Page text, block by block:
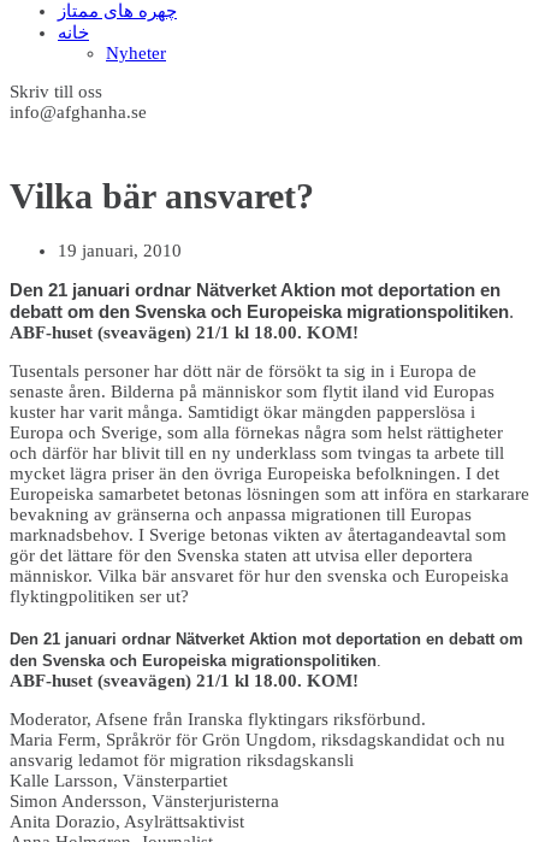
چهره های ممتاز
خانه
Nyheter
Skriv till oss
info@afghanha.se
Vilka bär ansvaret?
19 januari, 2010
Den 21 januari ordnar Nätverket Aktion mot deportation en
debatt om den Svenska och Europeiska migrationspolitiken.
ABF-huset (sveavägen) 21/1 kl 18.00. KOM!
Tusentals personer har dött när de försökt ta sig in i Europa de
senaste åren. Bilderna på människor som flytit iland vid Europas
kuster har varit många. Samtidigt ökar mängden papperslösa i
Europa och Sverige, som alla förnekas några som helst rättigheter
och därför har blivit till en ny underklass som tvingas ta arbete till
mycket lägra priser än den övriga Europeiska befolkningen. I det
Europeiska samarbetet betonas lösningen som att införa en starkarare
bevakning av gränserna och anpassa migrationen till Europas
marknadsbehov. I Sverige betonas vikten av återtagandeavtal som
gör det lättare för den Svenska staten att utvisa eller deportera
människor. Vilka bär ansvaret för hur den svenska och Europeiska
flyktingpolitiken ser ut?
Den 21 januari ordnar Nätverket Aktion mot deportation en debatt om
den Svenska och Europeiska migrationspolitiken.
ABF-huset (sveavägen) 21/1 kl 18.00. KOM!
Moderator, Afsene från Iranska flyktingars riksförbund.
Maria Ferm, Språkrör för Grön Ungdom, riksdagskandidat och nu
ansvarig ledamot för migration riksdagskansli
Kalle Larsson, Vänsterpartiet
Simon Andersson, Vänsterjuristerna
Anita Dorazio, Asylrättsaktivist